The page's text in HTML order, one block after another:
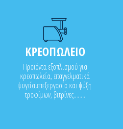
ΚΡΕΟΠΩΛΕΙΟ
Προϊόντα εξοπλισμού για
κρεοπωλεία, επαγγελματικά
ψυγεία,επεξεργασία και ψύξη
τροφίμων, βιτρίνες........